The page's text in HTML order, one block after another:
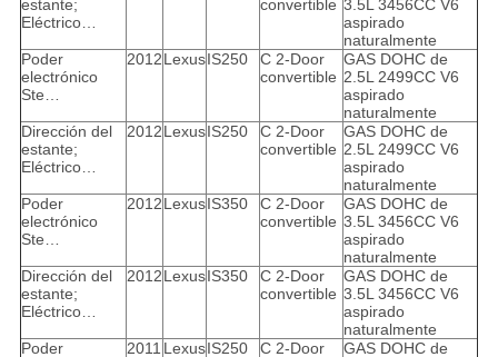
estante;
Eléctrico…
convertible 3.5L 3456CC V6
aspirado
naturalmente
Poder
electrónico
Ste…
2012LexusIS250
C 2-Door
convertible
GAS DOHC de
2.5L 2499CC V6
aspirado
naturalmente
Dirección del
estante;
Eléctrico…
2012LexusIS250
C 2-Door
convertible
GAS DOHC de
2.5L 2499CC V6
aspirado
naturalmente
Poder
electrónico
Ste…
2012LexusIS350
C 2-Door
convertible
GAS DOHC de
3.5L 3456CC V6
aspirado
naturalmente
Dirección del
estante;
Eléctrico…
2012LexusIS350
C 2-Door
convertible
GAS DOHC de
3.5L 3456CC V6
aspirado
naturalmente
Poder
2011 LexusIS250
C 2-Door
GAS DOHC de